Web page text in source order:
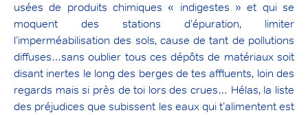
usées de produits chimiques « indigestes » et qui se
moquent des stations d’épuration, limiter
l’imperméabilisation des sols, cause de tant de pollutions
diffuses…sans oublier tous ces dépôts de matériaux soit
disant inertes le long des berges de tes affluents, loin des
regards mais si près de toi lors des crues… Hélas, la liste
des préjudices que subissent les eaux qui t’alimentent est